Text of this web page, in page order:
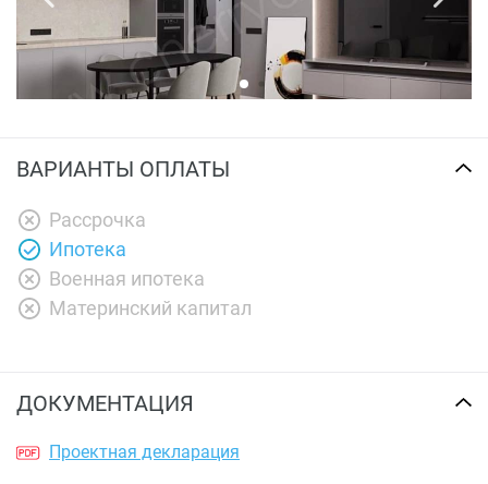
ВАРИАНТЫ ОПЛАТЫ
Рассрочка
Ипотека
Военная ипотека
Материнский капитал
ДОКУМЕНТАЦИЯ
Проектная декларация